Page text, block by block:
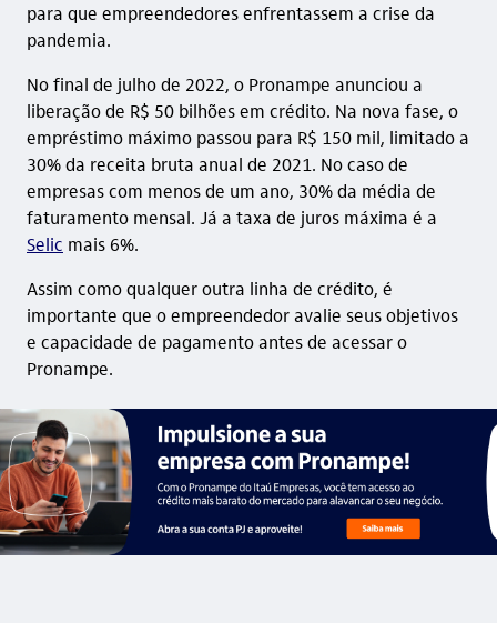
para que empreendedores enfrentassem a crise da
pandemia.
No final de julho de 2022, o Pronampe anunciou a
liberação de R$ 50 bilhões em crédito. Na nova fase, o
empréstimo máximo passou para R$ 150 mil, limitado a
30% da receita bruta anual de 2021. No caso de
empresas com menos de um ano, 30% da média de
faturamento mensal. Já a taxa de juros máxima é a
Selic mais 6%.
Assim como qualquer outra linha de crédito, é
importante que o empreendedor avalie seus objetivos
e capacidade de pagamento antes de acessar o
Pronampe.